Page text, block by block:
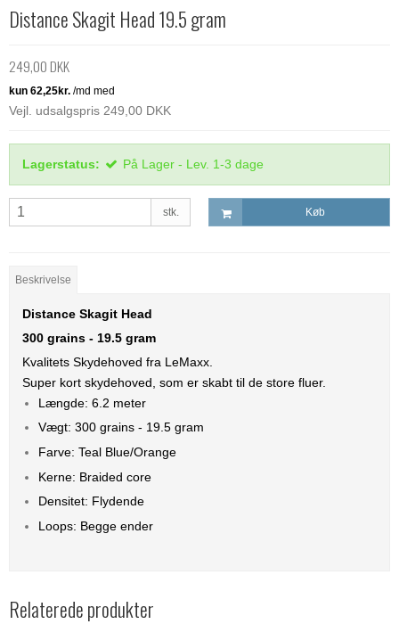
Distance Skagit Head 19.5 gram
249,00 DKK
Vejl. udsalgspris 249,00 DKK
Lagerstatus: På Lager - Lev. 1-3 dage
stk. Køb
Beskrivelse
Distance Skagit Head
300 grains - 19.5 gram
Kvalitets Skydehoved fra LeMaxx.
Super kort skydehoved, som er skabt til de store fluer.
Længde: 6.2 meter
Vægt: 300 grains - 19.5 gram
Farve: Teal Blue/Orange
Kerne: Braided core
Densitet: Flydende
Loops: Begge ender
Relaterede produkter